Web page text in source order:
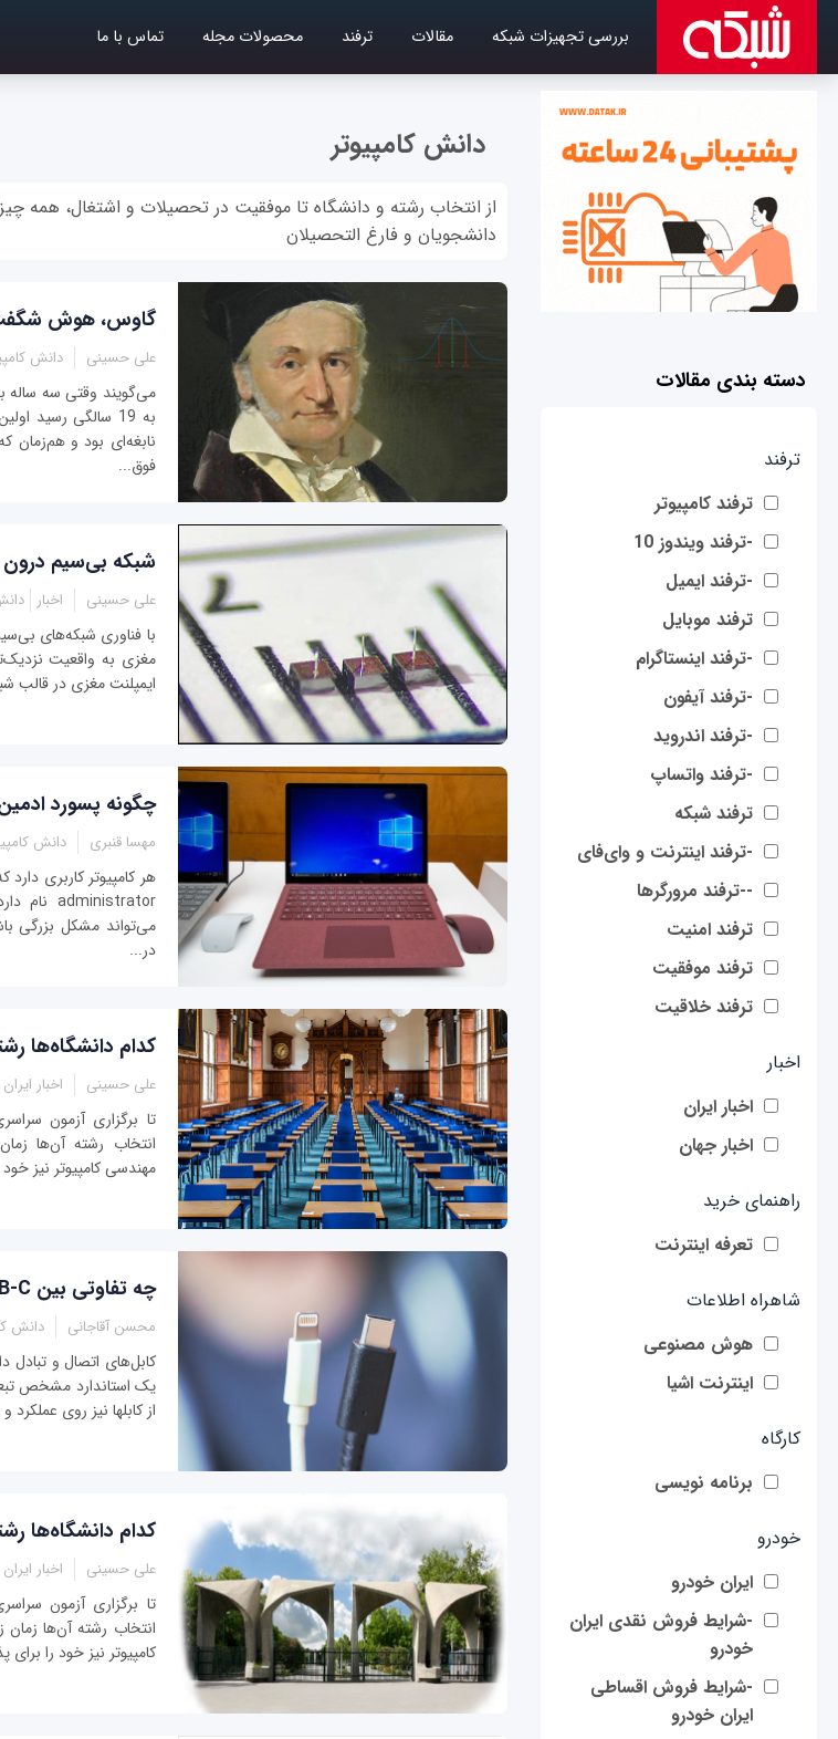
بررسی تجهیزات شبکه مقالات ترفند محصولات مجله تماس با ما
دسته بندی مقالات
ترفند
ترفند کامپیوتر
-ترفند ویندوز 10
-ترفند ایمیل
ترفند موبایل
-ترفند اینستاگرام
-ترفند آیفون
-ترفند اندروید
-ترفند واتساپ
ترفند شبکه
-ترفند اینترنت و وای‌فای
--ترفند مرورگرها
ترفند امنیت
ترفند موفقیت
ترفند خلاقیت
اخبار
اخبار ایران
اخبار جهان
راهنمای خرید
تعرفه اینترنت
شاهراه اطلاعات
هوش مصنوعی
اینترنت اشیا
کارگاه
برنامه نویسی
خودرو
ایران خودرو
-شرایط فروش نقدی ایران
خودرو
-شرایط فروش اقساطی
ایران خودرو
دانش کامپیوتر
از انتخاب رشته و دانشگاه تا موفقیت در تحصیلات و اشتغال، همه چیز
دانشجویان و فارغ التحصیلان
گاوس، هوش
علی حسینی دانش
می‌گویند وقتی سه ساله
به 19 سالگی
نابغه‌ای بود و
فوق‌...
شبکه بی‌سیم
علی حسینی اخبار
با فناوری شبکه‌های
مغزی به واقعیت
ایمپلنت‌ مغزی در قالب
چگونه پسورد ادمین را در
مهسا قنبری دانش
هر کامپیوتر کاربری
می‌تواند مشکل بزرگی
در...
کدام دانشگاه‌ها
علی حسینی اخبار ایران
انتخاب رشته آن‌ها
مهندسی کامپیوتر نیز
چه تفاوتی بین USB-C و Lightning وجود دارد
محسن آقاجانی دانش
کابل‌های اتصال و تبادل
یک استاندارد مشخص
از کابلها نیز روی
کدام دانشگاه‌ها
علی حسینی اخبار ایران
انتخاب رشته آن‌ها زمان
کامپیوتر نیز خود را